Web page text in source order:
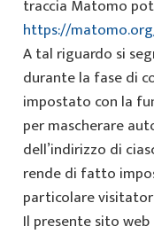
traccia Matomo
https://
A tal riguardo si
durante la fase di
impostato con la
per mascherare
dell’indirizzo di
rende di fatto
particolare
Il presente sito